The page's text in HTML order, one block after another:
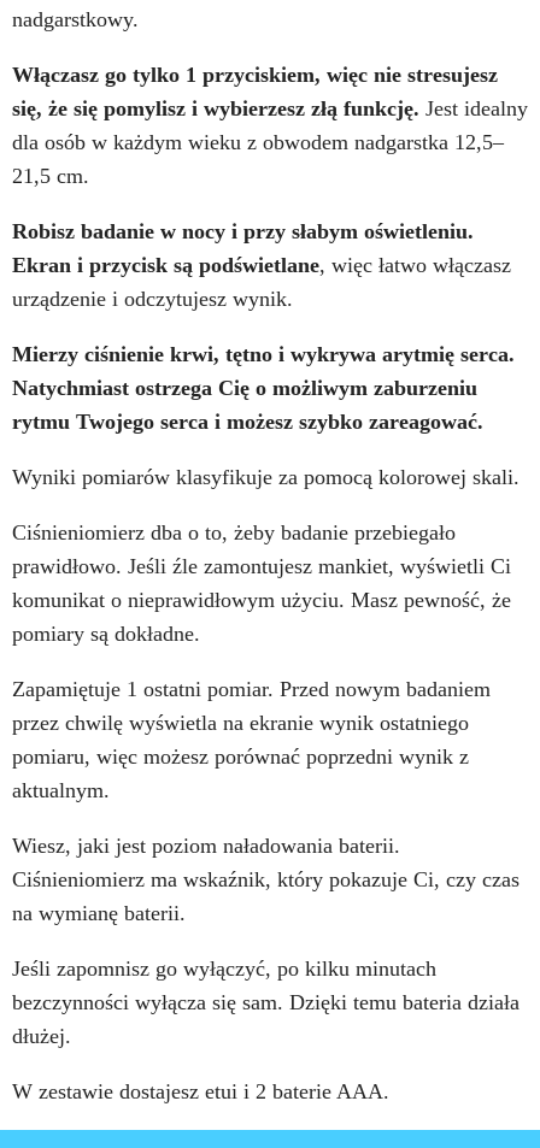
nadgarstkowy.
Włączasz go tylko 1 przyciskiem, więc nie stresujesz
się, że się pomylisz i wybierzesz złą funkcję. Jest idealny
dla osób w każdym wieku z obwodem nadgarstka 12,5–
21,5 cm.
Robisz badanie w nocy i przy słabym oświetleniu.
Ekran i przycisk są podświetlane, więc łatwo włączasz
urządzenie i odczytujesz wynik.
Mierzy ciśnienie krwi, tętno i wykrywa arytmię serca.
Natychmiast ostrzega Cię o możliwym zaburzeniu
rytmu Twojego serca i możesz szybko zareagować.
Wyniki pomiarów klasyfikuje za pomocą kolorowej skali.
Ciśnieniomierz dba o to, żeby badanie przebiegało
prawidłowo. Jeśli źle zamontujesz mankiet, wyświetli Ci
komunikat o nieprawidłowym użyciu. Masz pewność, że
pomiary są dokładne.
Zapamiętuje 1 ostatni pomiar. Przed nowym badaniem
przez chwilę wyświetla na ekranie wynik ostatniego
pomiaru, więc możesz porównać poprzedni wynik z
aktualnym.
Wiesz, jaki jest poziom naładowania baterii.
Ciśnieniomierz ma wskaźnik, który pokazuje Ci, czy czas
na wymianę baterii.
Jeśli zapomnisz go wyłączyć, po kilku minutach
bezczynności wyłącza się sam. Dzięki temu bateria działa
dłużej.
W zestawie dostajesz etui i 2 baterie AAA.